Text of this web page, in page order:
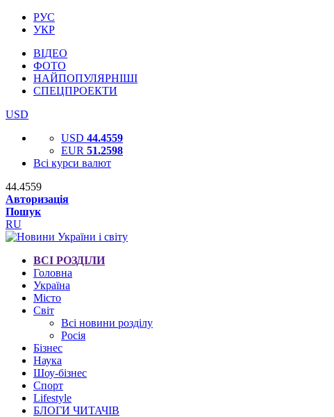
РУС
УКР
ВІДЕО
ФОТО
НАЙПОПУЛЯРНІШІ
СПЕЦПРОЕКТИ
USD
USD 44.4559
EUR 51.2598
Всі курси валют
44.4559
Авторизація
Пошук
RU
ВСІ РОЗДІЛИ
Головна
Україна
Місто
Світ
Всі новини розділу
Росія
Бізнес
Наука
Шоу-бізнес
Спорт
Lifestyle
БЛОГИ ЧИТАЧІВ